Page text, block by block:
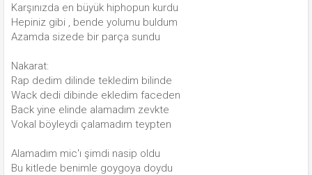
Karşınızda en büyük hiphopun kurdu
Hepiniz gibi , bende yolumu buldum
Azamda sizede bir parça sundu
Nakarat:
Rap dedim dilinde tekledim bilinde
Wack dedi dibinde ekledim faceden
Back yine elinde alamadım zevkte
Vokal böyleydi çalamadım teypten
Alamadım mic'ı şimdi nasip oldu
Bu kitlede benimle goygoya doydu